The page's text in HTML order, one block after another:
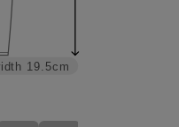
19.5cm